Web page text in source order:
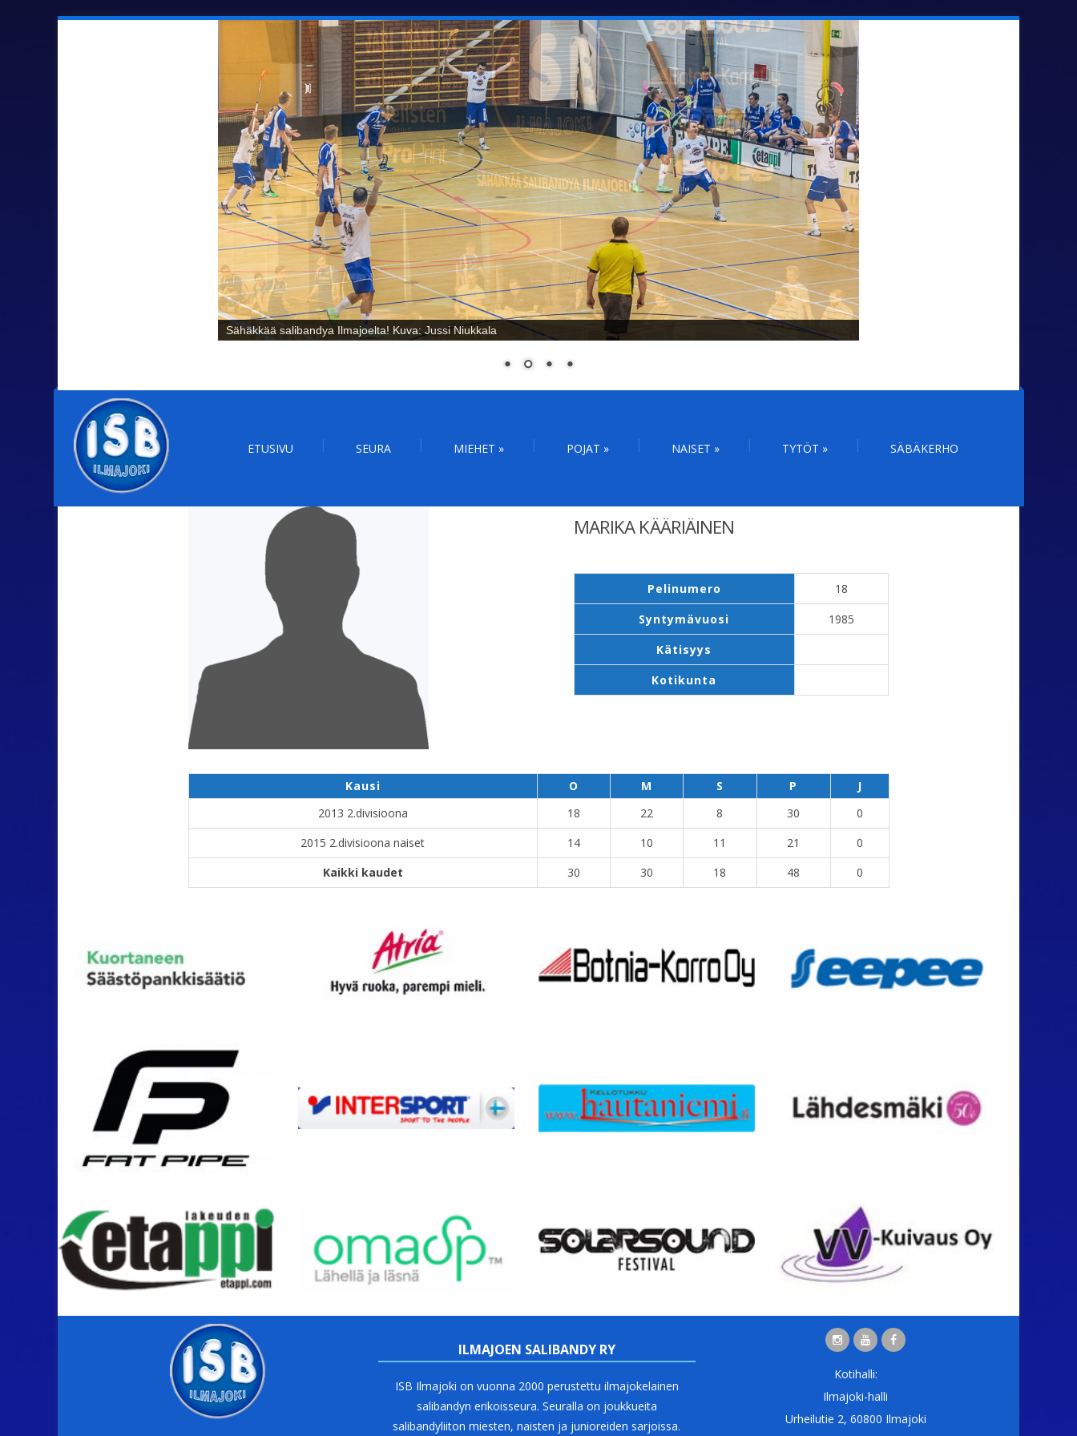
Sähäkkää salibandya Ilmajoelta! Kuva: Jussi Niukkala
ETUSIVU SEURA MIEHET » POJAT » NAISET » TYTÖT » SÄBÄKERHO
MARIKA KÄÄRIÄINEN
Pelinumero
18
Syntymävuosi
1985
Kätisyys
Kotikunta
Kausi O M S P
J
2013 2.divisioona
18 22 8 30
0
2015 2.divisioona naiset
14 10 11 21
0
Kaikki kaudet
30 30 18 48 0
ILMAJOEN SALIBANDY RY
ISB Ilmajoki on vuonna 2000 perustettu ilmajokelainen
salibandyn erikoisseura. Seuralla on joukkueita
salibandyliiton miesten, naisten ja junioreiden sarjoissa.
Kotihalli:
Ilmajoki-halli
Urheilutie 2, 60800 Ilmajoki